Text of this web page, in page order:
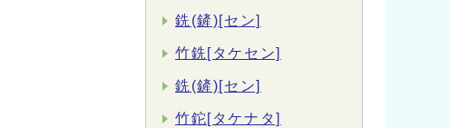
銑(鏟)[セン]
竹銑[タケセン]
銑(鏟)[セン]
竹鉈[タケナタ]